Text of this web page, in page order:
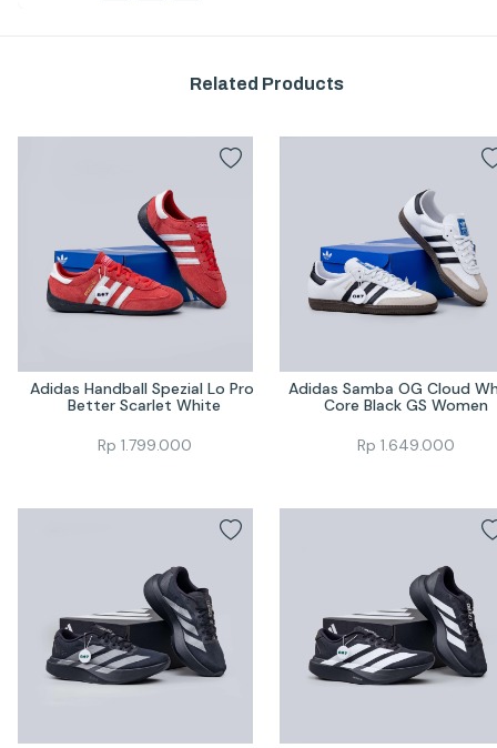
Related Products
Adidas Handball Spezial Lo Pro
Better Scarlet White
Rp 1.799.000
Adidas Samba OG Cloud
Core Black GS Women
Rp 1.649.000